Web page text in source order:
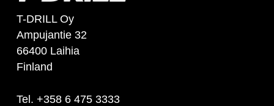
T-DRILL Oy
Ampujantie 32
66400 Laihia
Finland
Tel. +358 6 475 3333